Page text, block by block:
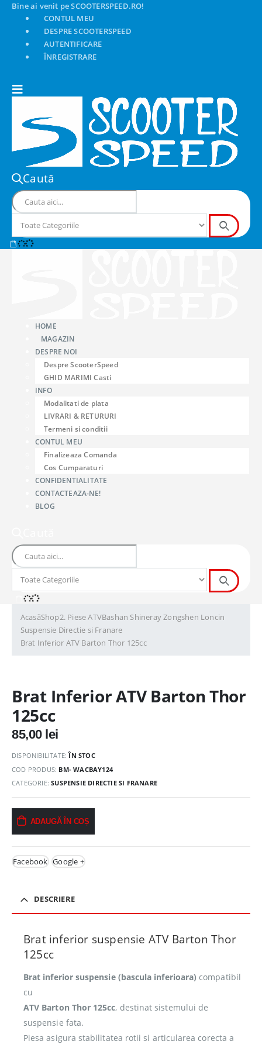
Bine ai venit pe SCOOTERSPEED.RO!
CONTUL MEU
DESPRE SCOOTERSPEED
AUTENTIFICARE
ÎNREGISTRARE
Caută
HOME
MAGAZIN
DESPRE NOI
Despre ScooterSpeed
GHID MARIMI Casti
INFO
Modalitati de plata
LIVRARI & RETURURI
Termeni si conditii
CONTUL MEU
Finalizeaza Comanda
Cos Cumparaturi
CONFIDENTIALITATE
CONTACTEAZA-NE!
BLOG
AcasăShop2. Piese ATVBashan Shineray Zongshen Loncin
Suspensie Directie si Franare
Brat Inferior ATV Barton Thor 125cc
Brat Inferior ATV Barton Thor
125cc
85,00 lei
DISPONIBILITATE:ÎN STOC
COD PRODUS: BM- WACBAY124
CATEGORIE:SUSPENSIE DIRECTIE SI FRANARE
ADAUGĂ ÎN COȘ
Facebook Google +
DESCRIERE
Brat inferior suspensie ATV Barton Thor
125cc
Brat inferior suspensie (bascula inferioara) compatibil
cu
ATV Barton Thor 125cc, destinat sistemului de
suspensie fata.
Piesa asigura stabilitatea rotii si articularea corecta a